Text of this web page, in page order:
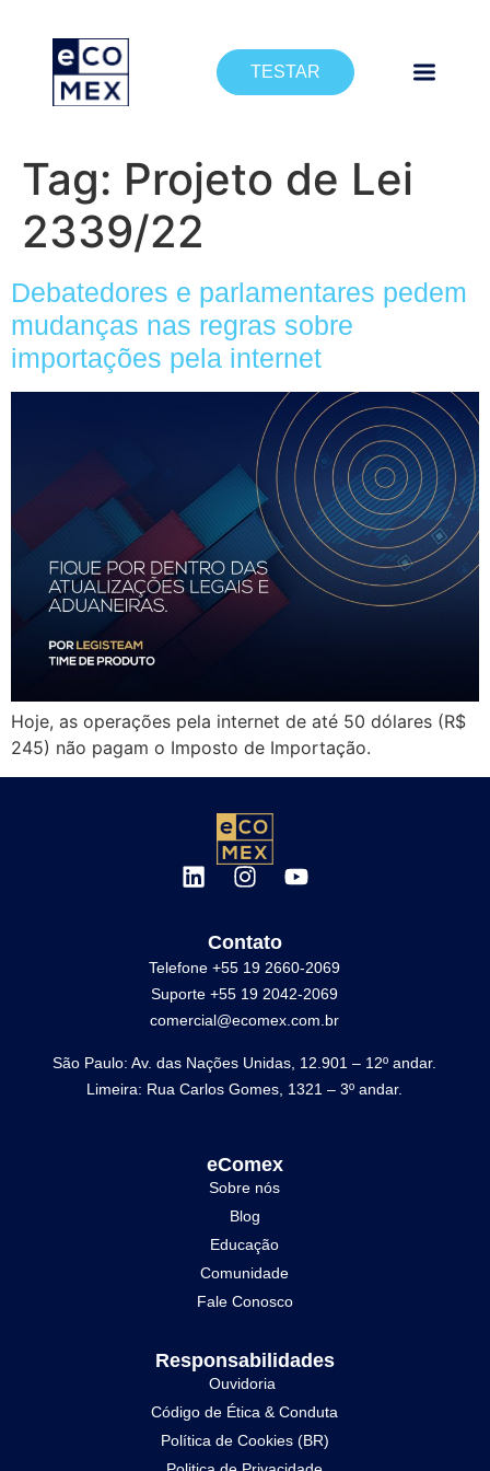
TESTAR
Tag: Projeto de Lei
2339/22
Debatedores e parlamentares pedem
mudanças nas regras sobre
importações pela internet
Hoje, as operações pela internet de até 50 dólares (R$
245) não pagam o Imposto de Importação.
Contato
Telefone +55 19 2660-2069
Suporte +55 19 2042-2069
comercial@ecomex.com.br
São Paulo: Av. das Nações Unidas, 12.901 – 12º andar.
Limeira: Rua Carlos Gomes, 1321 – 3º andar.
eComex
Sobre nós
Blog
Educação
Comunidade
Fale Conosco
Responsabilidades
Ouvidoria
Código de Ética & Conduta
Política de Cookies (BR)